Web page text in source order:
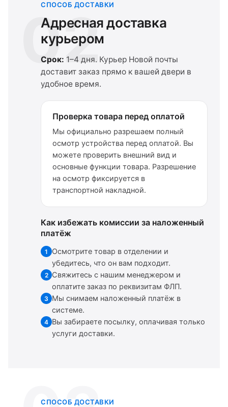
02
СПОСОБ ДОСТАВКИ
Адресная доставка
курьером
Срок: 1–4 дня. Курьер Новой почты
доставит заказ прямо к вашей двери в
удобное время.
Проверка товара перед оплатой
Мы официально разрешаем полный
осмотр устройства перед оплатой. Вы
можете проверить внешний вид и
основные функции товара. Разрешение
на осмотр фиксируется в
транспортной накладной.
Как избежать комиссии за наложенный
платёж
1
Осмотрите товар в отделении и
убедитесь, что он вам подходит.
2 Свяжитесь с нашим менеджером и
оплатите заказ по реквизитам ФЛП.
3 Мы снимаем наложенный платёж в
системе.
4 Вы забираете посылку, оплачивая только
услуги доставки.
СПОСОБ ДОСТАВКИ